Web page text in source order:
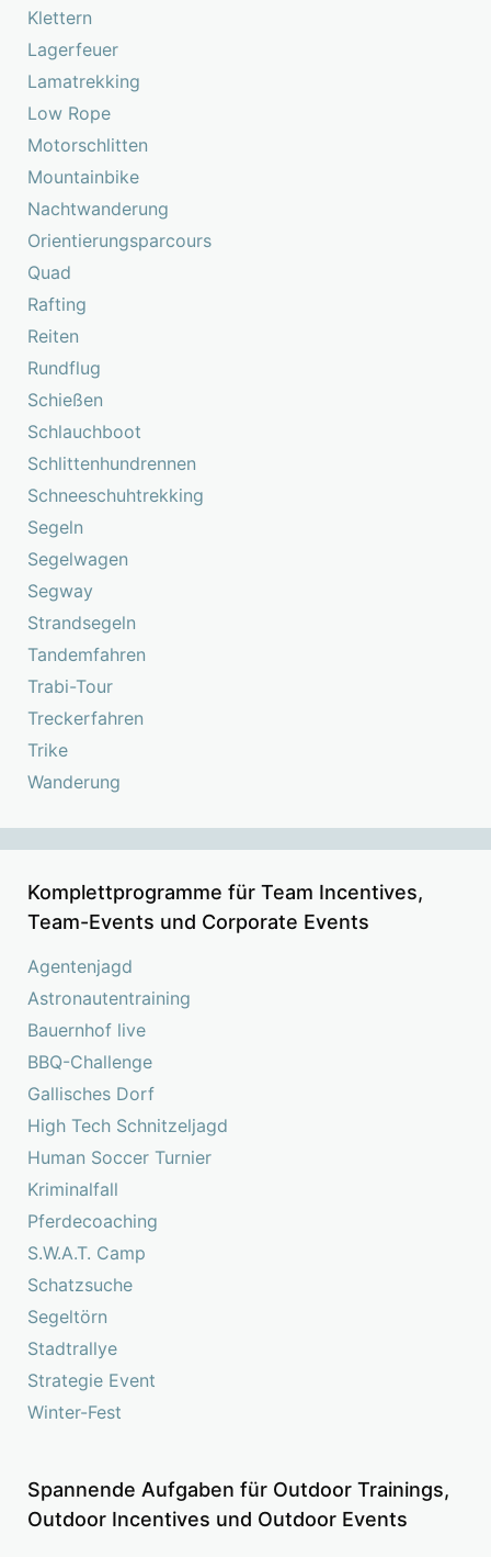
Klettern
Lagerfeuer
Lamatrekking
Low Rope
Motorschlitten
Mountainbike
Nachtwanderung
Orientierungsparcours
Quad
Rafting
Reiten
Rundflug
Schießen
Schlauchboot
Schlittenhundrennen
Schneeschuhtrekking
Segeln
Segelwagen
Segway
Strandsegeln
Tandemfahren
Trabi-Tour
Treckerfahren
Trike
Wanderung
Komplettprogramme für Team Incentives,
Team-Events und Corporate Events
Agentenjagd
Astronautentraining
Bauernhof live
BBQ-Challenge
Gallisches Dorf
High Tech Schnitzeljagd
Human Soccer Turnier
Kriminalfall
Pferdecoaching
S.W.A.T. Camp
Schatzsuche
Segeltörn
Stadtrallye
Strategie Event
Winter-Fest
Spannende Aufgaben für Outdoor Trainings,
Outdoor Incentives und Outdoor Events